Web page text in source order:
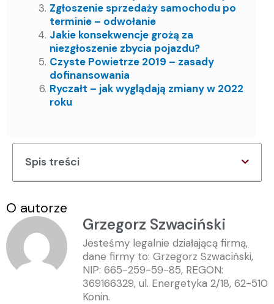
Zgłoszenie sprzedaży samochodu po
terminie – odwołanie
Jakie konsekwencje grożą za
niezgłoszenie zbycia pojazdu?
Czyste Powietrze 2019 – zasady
dofinansowania
Ryczałt – jak wyglądają zmiany w 2022
roku
Spis treści
O autorze
Grzegorz Szwaciński
Jesteśmy legalnie działającą firmą,
dane firmy to: Grzegorz Szwaciński,
NIP: 665-259-59-85, REGON:
369166329, ul. Energetyka 2/18, 62-510
Konin.